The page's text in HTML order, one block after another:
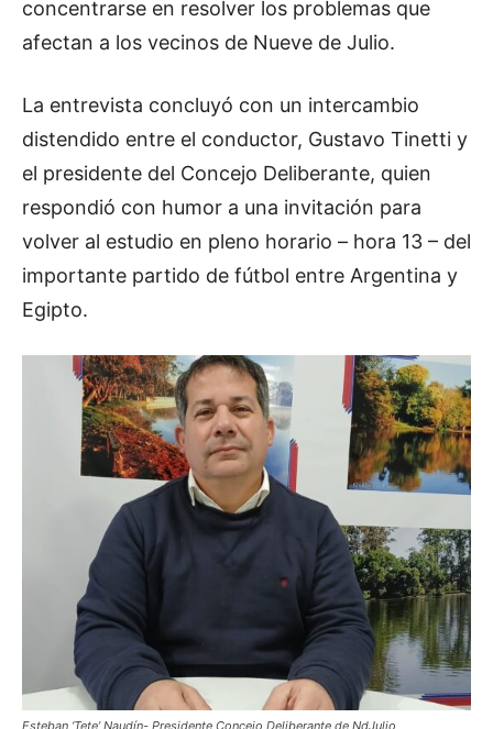
concentrarse en resolver los problemas que
afectan a los vecinos de Nueve de Julio.
La entrevista concluyó con un intercambio
distendido entre el conductor, Gustavo Tinetti y
el presidente del Concejo Deliberante, quien
respondió con humor a una invitación para
volver al estudio en pleno horario – hora 13 – del
importante partido de fútbol entre Argentina y
Egipto.
Esteban ‘Tete’ Naudín- Presidente Concejo Deliberante de NdJulio